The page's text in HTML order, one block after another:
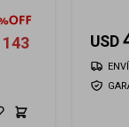
143 USD